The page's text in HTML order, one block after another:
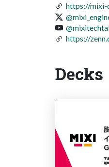
https://mixi-
https://
Decks